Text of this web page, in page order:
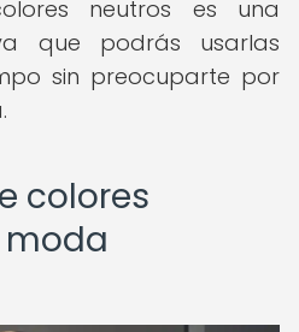
neutros es una
que podrás usarlas
sin preocuparte por
colores
moda